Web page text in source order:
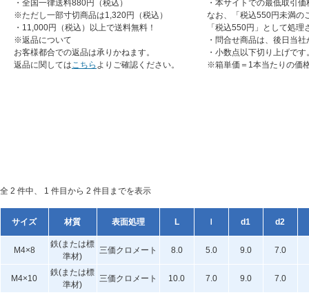
・全国一律送料880円（税込）
※ただし一部寸切商品は1,320円（税込）
・11,000円（税込）以上で送料無料！
※返品について
お客様都合での返品は承りかねます。
返品に関してはこちら よりご確認ください。
・本サイトでの最低取引
なお、「税込550円未満の
「税込550円」として処
・問合せ商品は、後日当
・小数点以下切り上げです
※箱単価＝1本当たりの価
全 2 件中、 1 件目から 2 件目までを表示
サイズ 材質 表面処理 L ｌ d1 d2
M4×8
鉄(または標
準材)
三価クロメート 8.0 5.0 9.0 7.0
M4×10
鉄(または標
準材)
三価クロメート 10.0 7.0 9.0 7.0